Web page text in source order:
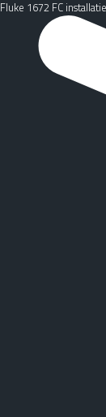
Fluke 1672 FC